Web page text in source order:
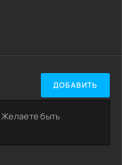
ДОБАВИТЬ
быть